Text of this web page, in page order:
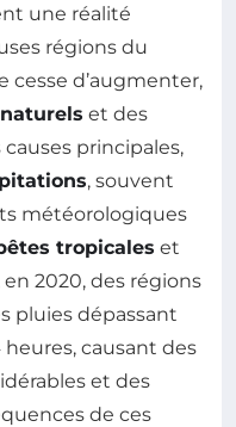
une réalité
régions du
cesse d’augmenter,
naturels et des
principales,
, souvent
météorologiques
tropicales et
en 2020, des régions
pluies dépassant
causant des
et des
de ces